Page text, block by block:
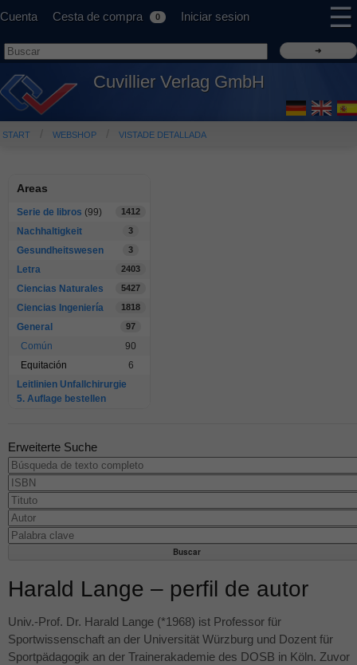
Cuenta Cesta de compra 0 Iniciar sesion ☰
Cuvillier Verlag GmbH
START WEBSHOP VISTADE DETALLADA
Areas
Serie de libros (99) 1412
Nachhaltigkeit 3
Gesundheitswesen 3
Letra 2403
Ciencias Naturales 5427
Ciencias Ingeniería 1818
General 97
Común
90
Equitación
6
Leitlinien Unfallchirurgie
5. Auflage bestellen
Erweiterte Suche
Harald Lange – perfil de autor
Univ.-Prof. Dr. Harald Lange (*1968) ist Professor für
Sportwissenschaft an der Universität Würzburg und Dozent für
Sportpädagogik an der Trainerakademie des DOSB in Köln. Zuvor